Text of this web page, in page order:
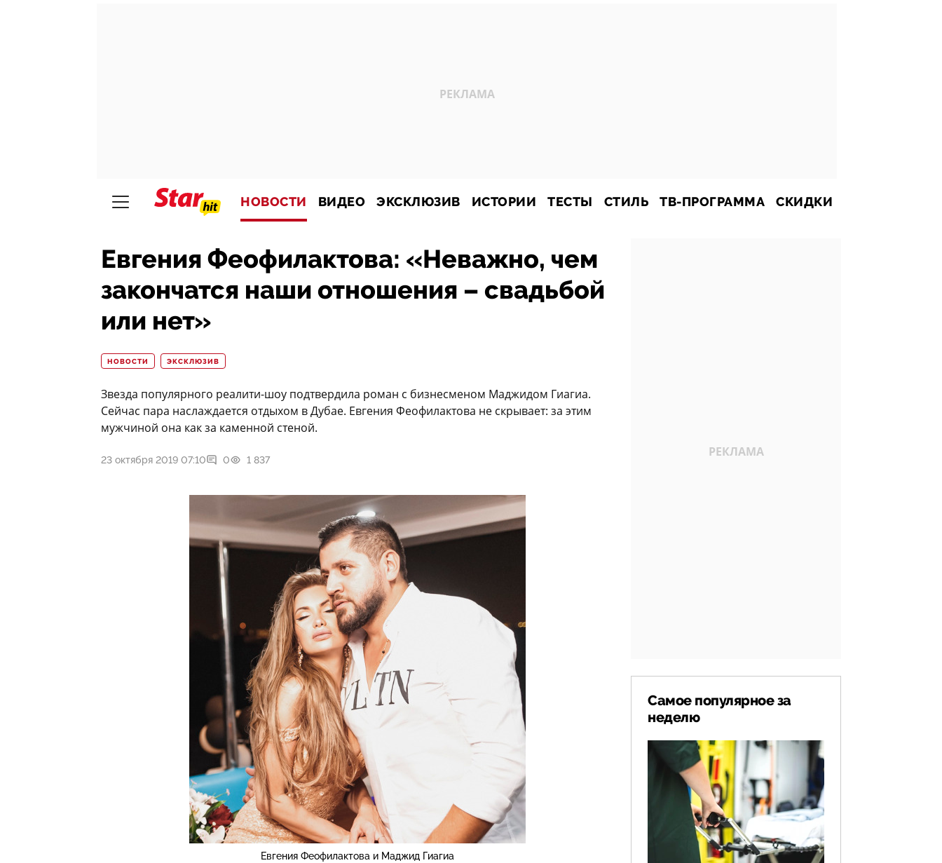
НОВОСТИ ВИДЕО ЭКСКЛЮЗИВ ИСТОРИИ ТЕСТЫ СТИЛЬ ТВ-ПРОГРАММА СКИДКИ
Евгения Феофилактова: «Неважно, чем
закончатся наши отношения – свадьбой
или нет»
НОВОСТИ ЭКСКЛЮЗИВ
Звезда популярного реалити-шоу подтвердила роман с бизнесменом Маджидом Гиагиа.
Сейчас пара наслаждается отдыхом в Дубае. Евгения Феофилактова не скрывает: за этим
мужчиной она как за каменной стеной.
23 октября 2019 07:10 0 1 837
Евгения Феофилактова и Маджид Гиагиа
Самое популярное за
неделю